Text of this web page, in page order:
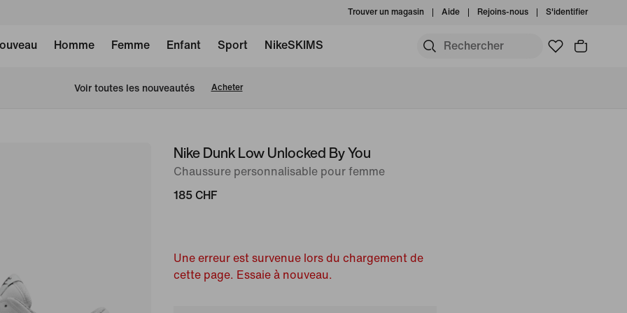
Trouver un magasin Aide Rejoins-nous S'identifier
Homme Femme Enfant Sport NikeSKIMS
Voir toutes les nouveautés Acheter
image 1Nike Dunk Low Unlocked By You
Chaussure personnalisable pour femme
185 CHF
Une erreur est survenue lors du chargement de
cette page. Essaie à nouveau.